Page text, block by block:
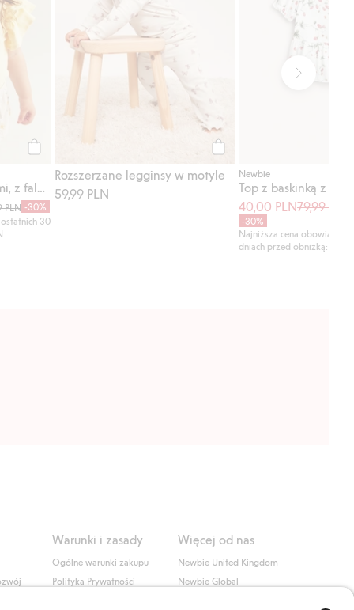
Body z krótkimi rękawami, z falbanami
PLN -30%
30
Kup
Rozszerzane legginsy w motyle
59,99 PLN
Newbie
40,00 PLN79,99 PLN
-30%
Najniższa cena
dniach przed obniżką: 79,99
Warunki i zasady
Ogólne warunki zakupu
Polityka Prywatności
Więcej od nas
Newbie United Kingdom
Newbie Global